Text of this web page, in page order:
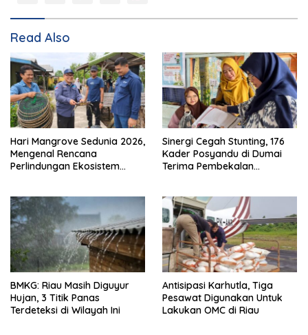
Read Also
Hari Mangrove Sedunia 2026,
Mengenal Rencana
Perlindungan Ekosistem
Sinergi Cegah Stunting, 176
Kader Posyandu di Dumai
Terima Pembekalan
BMKG: Riau Masih Diguyur
Hujan, 3 Titik Panas
Terdeteksi di Wilayah Ini
Antisipasi Karhutla, Tiga
Pesawat Digunakan Untuk
Lakukan OMC di Riau